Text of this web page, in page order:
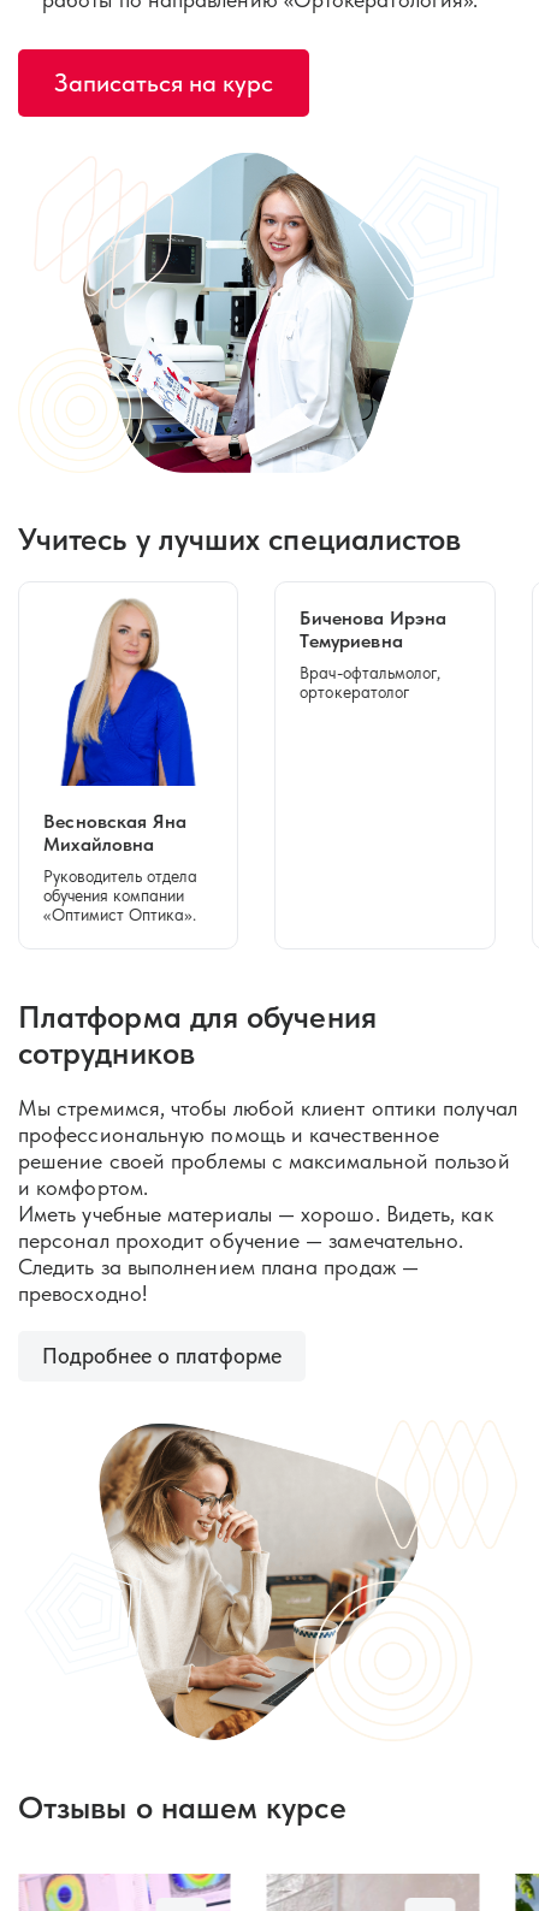
Записаться на курс
Учитесь у лучших специалистов
Весновская Яна
Михайловна
Руководитель отдела
обучения компании
«Оптимист Оптика».
Биченова Ирэна
Темуриевна
Врач-офтальмолог,
ортокератолог
Платформа для обучения
сотрудников
Мы стремимся, чтобы любой клиент оптики получал
профессиональную помощь и качественное
решение своей проблемы с максимальной пользой
и комфортом.
Иметь учебные материалы — хорошо. Видеть, как
персонал проходит обучение — замечательно.
Следить за выполнением плана продаж —
превосходно!
Подробнее о платформе
Отзывы о нашем курсе